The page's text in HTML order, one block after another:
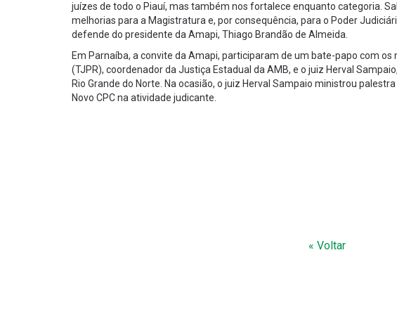
juízes de todo o Piauí, mas também nos fortalece enquanto categoria.
melhorias para a Magistratura e, por consequência, para o Poder
defende do presidente da Amapi, Thiago Brandão de Almeida.
Em Parnaíba, a convite da Amapi, participaram de um bate-papo com
(TJPR), coordenador da Justiça Estadual da AMB, e o juiz Herval
Rio Grande do Norte. Na ocasião, o juiz Herval Sampaio ministrou
Novo CPC na atividade judicante.
« Voltar